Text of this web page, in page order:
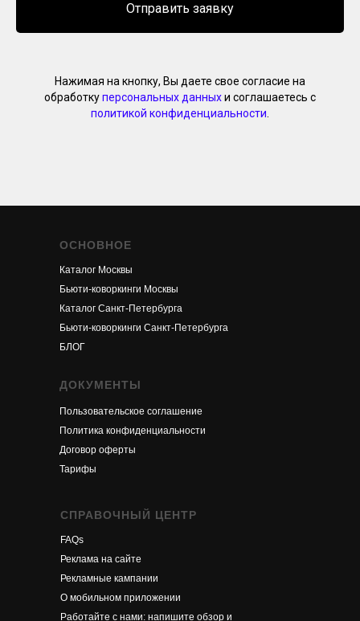
Отправить заявку
Нажимая на кнопку, Вы даете свое согласие на
обработкуперсональных данныхи соглашаетесь с
политикой конфиденциальности
Каталог Москвы
Бьюти-коворкинги Москвы
Каталог Санкт-Петербурга
Бьюти-коворкинги Санкт-Петербурга
БЛОГ
ДОКУМЕНТЫ
Пользовательское соглашение
Политика конфиденциальности
Договор оферты
Тарифы
СПРАВОЧНЫЙ ЦЕНТР
FAQs
Реклама на сайте
Рекламные кампании
О мобильном приложении
Работайте с нами: напишите обзор и
ОСНОВНОЕ